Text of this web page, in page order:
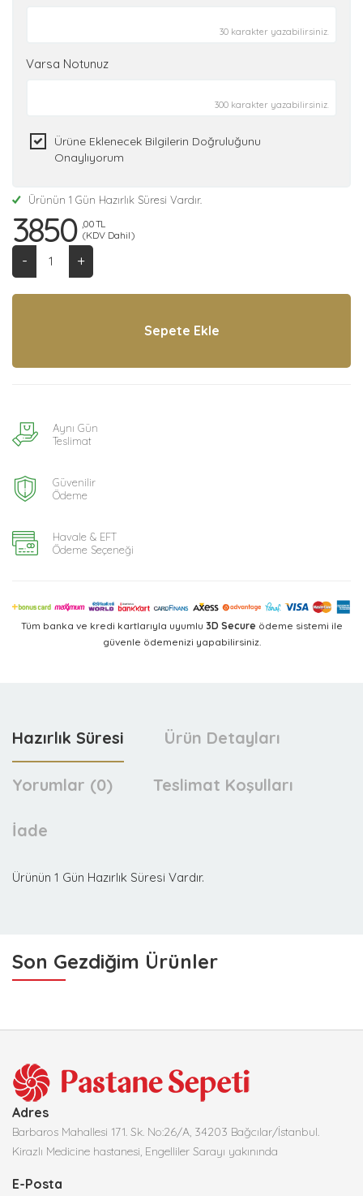
30 karakter yazabilirsiniz.
Varsa Notunuz
300 karakter yazabilirsiniz.
Ürüne Eklenecek Bilgilerin Doğruluğunu
Onaylıyorum
Ürünün 1 Gün Hazırlık Süresi Vardır.
3850 ,00 TL
(KDV Dahil)
+
-
Aynı Gün
Teslimat
Güvenilir
Ödeme
Havale & EFT
Ödeme Seçeneği
Tüm banka ve kredi kartlarıyla uyumlu 3D Secure ödeme sistemi ile
güvenle ödemenizi yapabilirsiniz.
Hazırlık Süresi Ürün Detayları
Yorumlar (0) Teslimat Koşulları
İade
Ürünün 1 Gün Hazırlık Süresi Vardır.
Son Gezdiğim Ürünler
Adres
Barbaros Mahallesi 171. Sk. No:26/A, 34203 Bağcılar/İstanbul.
Kirazlı Medicine hastanesi, Engelliler Sarayı yakınında
E-Posta